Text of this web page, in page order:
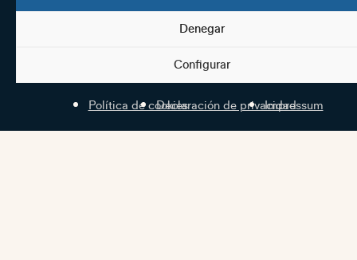
Denegar
Configurar
Política de cookiesDeclaración de privacidad
Impressum